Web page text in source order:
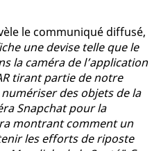
le communiqué diffusé,
une devise telle que le
la caméra de l’application
tirant partie de notre
des objets de la
Snapchat pour la
montrant comment un
les efforts de riposte